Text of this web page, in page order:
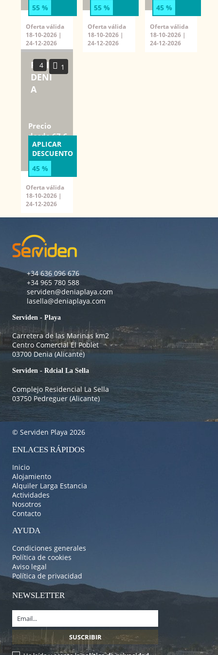
Oferta válida
18-10-2026 |
24-12-2026
55 %
Oferta válida
18-10-2026 |
24-12-2026
55 %
Oferta válida
18-10-2026 |
24-12-2026
45 %
RETIRO PARK II 40B
DENI
A
Precio
desde 67 €
noche
4 1
Oferta válida
18-10-2026 |
24-12-2026
APLICAR
DESCUENTO
45 %
+34 636 096 676
+34 965 780 588
serviden@deniaplaya.com
lasella@deniaplaya.com
Serviden - Playa
Carretera de las Marinas km2
Centro Comercial El Poblet
03700 Denia (Alicante)
Serviden - Rdcial La Sella
Complejo Residencial La Sella
03750 Pedreguer (Alicante)
© Serviden Playa 2026
ENLACES RÁPIDOS
Inicio
Alojamiento
Alquiler Larga Estancia
Actividades
Nosotros
Contacto
AYUDA
Condiciones generales
Política de cookies
Aviso legal
Política de privacidad
NEWSLETTER